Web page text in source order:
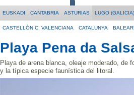
EUSKADI CANTABRIA ASTURIAS LUGO (GALICIA)
CASTELLÓN C. VALENCIANA CATALUNYA
Playa Pena da
Playa de arena blanca, oleaje moderado, de
y la típica especie faunística del litoral.